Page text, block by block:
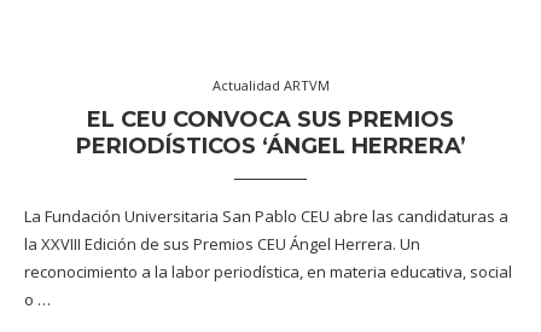
Actualidad ARTVM
EL CEU CONVOCA SUS PREMIOS
PERIODÍSTICOS ‘ÁNGEL HERRERA’
La Fundación Universitaria San Pablo CEU abre las candidaturas a
la XXVIII Edición de sus Premios CEU Ángel Herrera. Un
reconocimiento a la labor periodística, en materia educativa, social
o …